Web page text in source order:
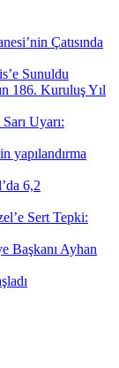
Çatısında
Sunuldu
186. Kuruluş Yıl
Uyarı:
yapılandırma
6,2
Sert Tepki:
Başkanı Ayhan